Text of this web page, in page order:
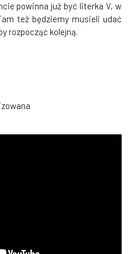
powinna już być literka V, w
też będziemy musieli udać
rozpocząć kolejną.